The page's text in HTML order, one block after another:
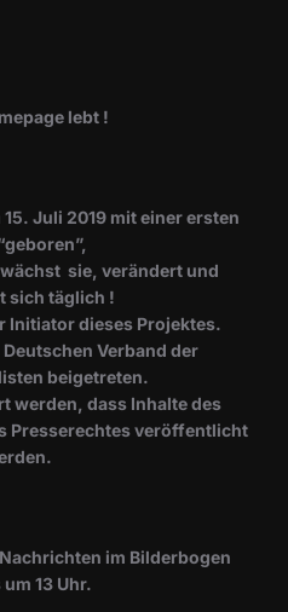
lebt !
Juli 2019 mit einer ersten
sie, verändert und
sich täglich !
Initiator dieses Projektes.
Verband der
beigetreten.
werden, dass Inhalte des
Presserechtes veröffentlicht
im Bilderbogen
13 Uhr.